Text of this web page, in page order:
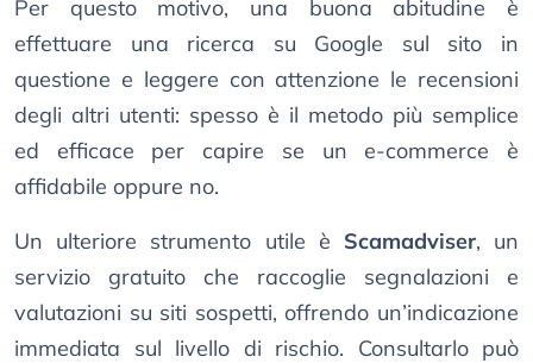
Per questo motivo, una buona abitudine è
effettuare una ricerca su Google sul sito in
questione e leggere con attenzione le recensioni
degli altri utenti: spesso è il metodo più semplice
ed efficace per capire se un e-commerce è
affidabile oppure no.
Un ulteriore strumento utile è Scamadviser, un
servizio gratuito che raccoglie segnalazioni e
valutazioni su siti sospetti, offrendo un’indicazione
immediata sul livello di rischio. Consultarlo può